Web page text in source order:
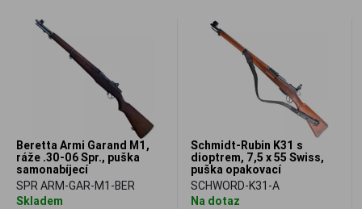
Beretta Armi Garand M1,
ráže .30-06 Spr., puška
samonabíjecí
SPR ARM-GAR-M1-BER
Skladem
Schmidt-Rubin K31 s
dioptrem, 7,5 x 55 Swiss,
puška opakovací
SCHWORD-K31-A
Na dotaz